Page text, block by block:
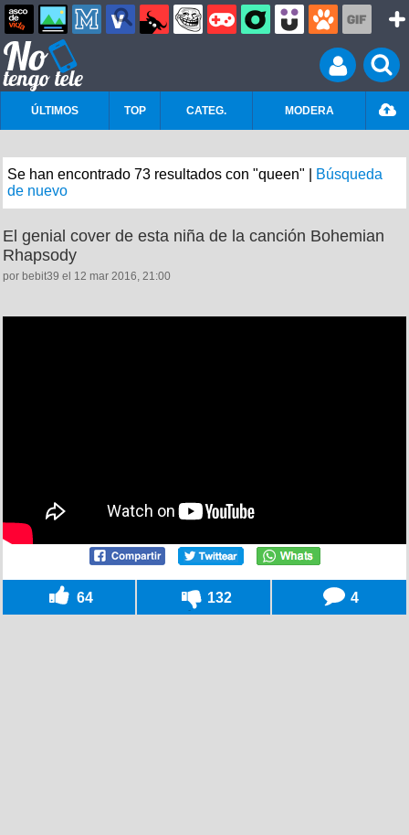
ÚLTIMOS TOP CATEG. MODERA
Se han encontrado 73 resultados con "queen" |
Búsqueda
de nuevo
El genial cover de esta niña de la canción Bohemian
Rhapsody
por bebit39 el 12 mar 2016, 21:00
64 132 4